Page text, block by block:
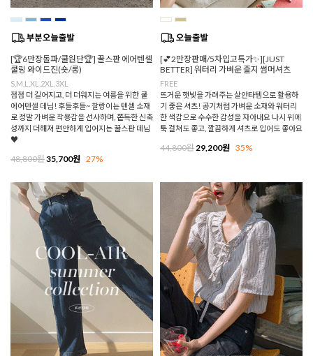
[🏆6만장돌파/쿨원단🏆] 꿀스판 에어텐셀
쿨링 와이드진(숏/롱)
S,M,L,XL,2XL,3XL
점점 더 길어지고, 더 더워지는 여름을 위한 쿨
에어텐셀 데님! 후들후들~ 찰랑이는 텐셀 소재
로 정말 가벼운 착용감을 선사하며, 쫀득한 신축
성까지 더해져 편안하게 입어지는 꿀스판 데님
♥
48,800원35,700원 27%
[💕2만장판매/5차입고특가✨][JUST
BETTER] 워터리 가벼운 줄지 썸머셔츠
FREE
뜨거운 햇빛을 가려주는 살안타템으로 활용하
기 좋은 셔츠! 공기처럼 가벼운 소재와 워터리
한 색감으로 수수한 감성을 자아내요 나시 위에
툭 걸쳐도 좋고, 깔끔하게 셔츠로 입어도 좋아요
44,800원29,200원 35%